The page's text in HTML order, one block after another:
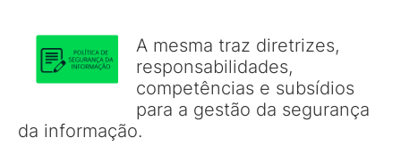
A mesma traz diretrizes,
responsabilidades,
competências e subsídios
para a gestão da segurança
da informação.